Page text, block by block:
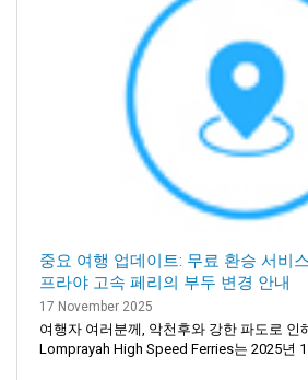
중요 여행 업데이트: 무료 환승 서비
프라야 고속 페리의 부두 변경 안내
17 November 2025
여행자 여러분께, 악천후와 강한 파도로 인
Lomprayah High Speed Ferries는 2025년